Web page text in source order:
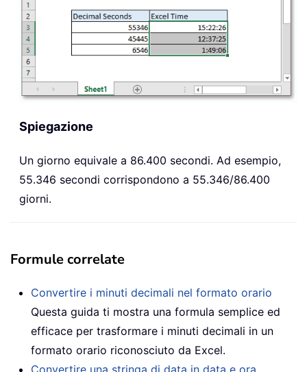
Spiegazione
Un giorno equivale a 86.400 secondi. Ad esempio,
55.346 secondi corrispondono a 55.346/86.400
giorni.
Formule correlate
Convertire i minuti decimali nel formato orario
Questa guida ti mostra una formula semplice ed
efficace per trasformare i minuti decimali in un
formato orario riconosciuto da Excel.
Convertire una stringa di data in data e ora